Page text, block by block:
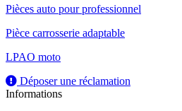
Pièces auto pour professionnel
Pièce carrosserie adaptable
LPAO moto
Déposer une réclamation
Informations